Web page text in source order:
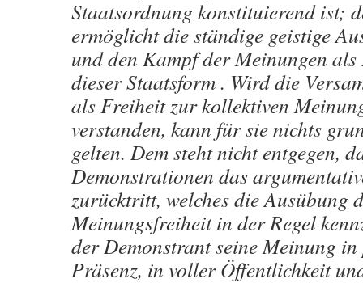
Staatsordnung konstituierend ist;
ermöglicht die ständige geistige
und den Kampf der Meinungen als
dieser Staatsform . Wird die
als Freiheit zur kollektiven
verstanden, kann für sie nichts
gelten. Dem steht nicht entgegen,
Demonstrationen das
zurücktritt, welches die Ausübung
Meinungsfreiheit in der Regel
der Demonstrant seine Meinung in
Präsenz, in voller Öffentlichkeit